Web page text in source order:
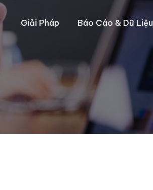
Giải Pháp Báo Cáo & Dữ Liệu